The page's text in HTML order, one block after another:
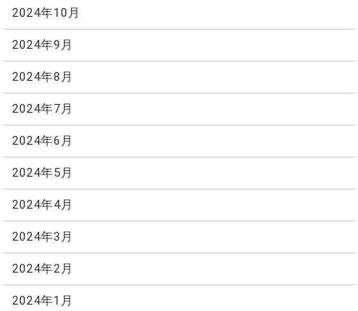
2024年10月
2024年9月
2024年8月
2024年7月
2024年6月
2024年5月
2024年4月
2024年3月
2024年2月
2024年1月